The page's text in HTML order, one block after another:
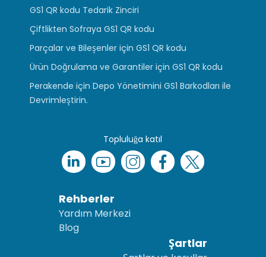
GS1 QR kodu Tedarik Zinciri
Çiftlikten Sofraya GS1 QR kodu
Parçalar ve Bileşenler için GS1 QR kodu
Ürün Doğrulama ve Garantiler için GS1 QR kodu
Perakende için Depo Yönetimini GS1 Barkodları ile
Devrimleştirin.
Topluluğa katıl
Rehberler
Yardım Merkezi
Blog
Şartlar